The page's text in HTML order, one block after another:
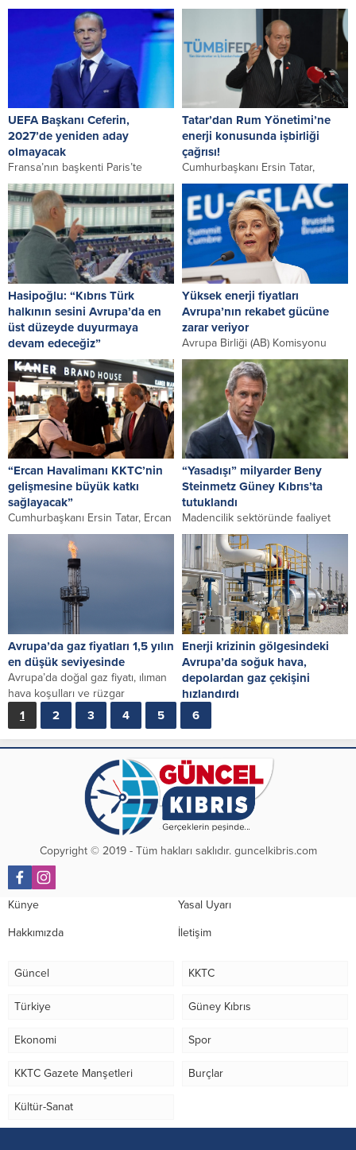
gaz (LNG) terminalleri için 44,4
milyar euro ve boru hatları için
KKTC’nin Avrupa’nın değerlerini
paylaştığını belirterek, Almanları;
kültürünü ve doğal güzelliklerini
görmek için...
UEFA Başkanı Ceferin,
2027’de yeniden aday
olmayacak
Fransa’nın başkenti Paris’te
gerçekleştirilen UEFA İcra Kurulu
Toplantısı’nın ardından konuşan
Ceferin, “6 ay önce aday...
Tatar’dan Rum Yönetimi’ne
enerji konusunda işbirliği
çağrısı!
Cumhurbaşkanı Ersin Tatar,
Güney Kıbrıs Rum Yönetimi’ne
(GKRY) seslenerek, “Geliniz
işbirliği yapalım, Türkiye
Cumhuriyeti (TC)...
Hasipoğlu: “Kıbrıs Türk
halkının sesini Avrupa’da en
üst düzeyde duyurmaya
devam edeceğiz”
KKTC AKPA Heyeti Başkanı UBP
Milletvekili Oğuzhan Hasipoğlu,
Kıbrıs Türk halkının sesini
Avrupa’da en üst...
Yüksek enerji fiyatları
Avrupa’nın rekabet gücüne
zarar veriyor
Avrupa Birliği (AB) Komisyonu
Başkanı Ursula von der Leyen,
Avrupa’nın enerjiye ödediği
bedelin diğer kıtalara...
“Ercan Havalimanı KKTC’nin
gelişmesine büyük katkı
sağlayacak”
Cumhurbaşkanı Ersin Tatar, Ercan
Havalimanı yeni terminal binası ve
pistinin açılmasının KKTC’nin
gelişmesine büyük katkı...
“Yasadışı” milyarder Beny
Steinmetz Güney Kıbrıs’ta
tutuklandı
Madencilik sektöründe faaliyet
gösteren İsrailli milyarder Beny
Steinmetz’in geçen Perşembe
günü Güney Kıbrıs’ta tutuklandığı
haber...
Avrupa’da gaz fiyatları 1,5 yılın
en düşük seviyesinde
Avrupa’da doğal gaz fiyatı, ılıman
hava koşulları ve rüzgar
santrallerinden üretimin
artmasıyla 40 avronun altına...
Enerji krizinin gölgesindeki
Avrupa’da soğuk hava,
depolardan gaz çekişini
hızlandırdı
Enerji krizinin gölgesindeki
Avrupa ülkelerinde, soğuk hava
dalgasının başlamasıyla doğal gaz
depolarındaki doluluk oranı
yüzde...
1 2 3 4 5 6
Copyright © 2019 - Tüm hakları saklıdır. guncelkibris.com
Künye Yasal Uyarı
Hakkımızda İletişim
Güncel KKTC
Türkiye Güney Kıbrıs
Ekonomi Spor
KKTC Gazete Manşetleri Burçlar
Kültür-Sanat